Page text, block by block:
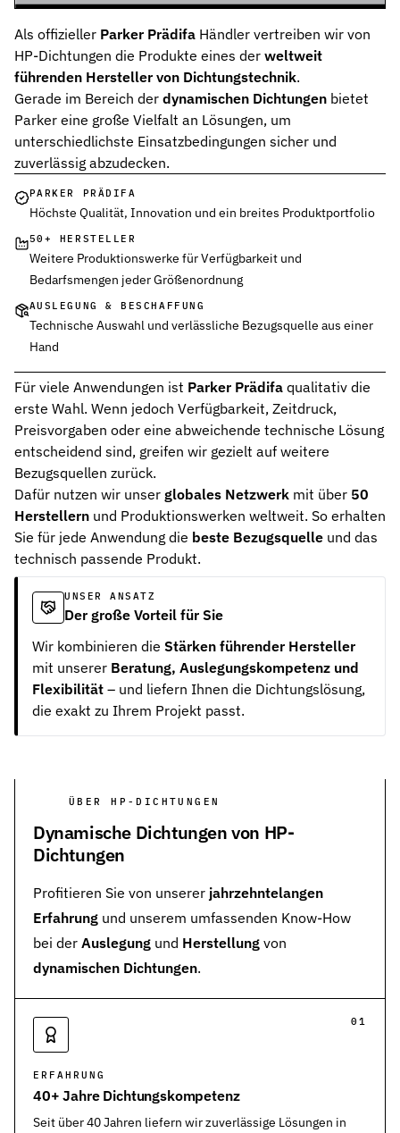
Als offizieller Parker Prädifa Händler vertreiben wir von
HP-Dichtungen die Produkte eines der weltweit
führenden Hersteller von Dichtungstechnik.
Gerade im Bereich der dynamischen Dichtungen bietet
Parker eine große Vielfalt an Lösungen, um
unterschiedlichste Einsatzbedingungen sicher und
zuverlässig abzudecken.
PARKER PRÄDIFA
Höchste Qualität, Innovation und ein breites Produktportfolio
50+ HERSTELLER
Weitere Produktionswerke für Verfügbarkeit und
Bedarfsmengen jeder Größenordnung
AUSLEGUNG & BESCHAFFUNG
Technische Auswahl und verlässliche Bezugsquelle aus einer
Hand
Für viele Anwendungen ist Parker Prädifa qualitativ die
erste Wahl. Wenn jedoch Verfügbarkeit, Zeitdruck,
Preisvorgaben oder eine abweichende technische Lösung
entscheidend sind, greifen wir gezielt auf weitere
Bezugsquellen zurück.
Dafür nutzen wir unser globales Netzwerk mit über 50
Herstellern und Produktionswerken weltweit. So erhalten
Sie für jede Anwendung die beste Bezugsquelle und das
technisch passende Produkt.
UNSER ANSATZ
Der große Vorteil für Sie
Wir kombinieren die Stärken führender Hersteller
mit unserer Beratung, Auslegungskompetenz und
Flexibilität – und liefern Ihnen die Dichtungslösung,
die exakt zu Ihrem Projekt passt.
ÜBER HP-DICHTUNGEN
Dynamische Dichtungen von HP-
Dichtungen
Profitieren Sie von unserer jahrzehntelangen
Erfahrung und unserem umfassenden Know-How
bei der Auslegung und Herstellung von
dynamischen Dichtungen.
01
ERFAHRUNG
40+ Jahre Dichtungskompetenz
Seit über 40 Jahren liefern wir zuverlässige Lösungen in